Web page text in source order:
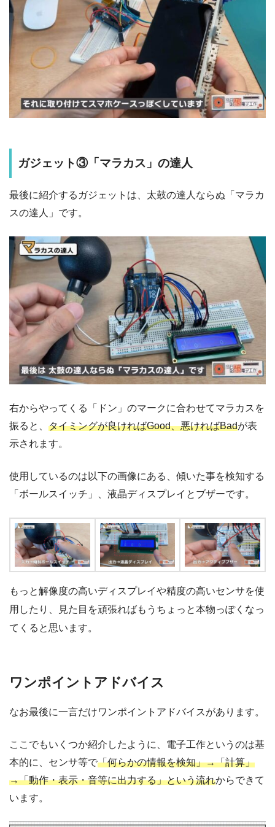
ガジェット③「マラカス」の達人
最後に紹介するガジェットは、太鼓の達人ならぬ「マラカ
スの達人」です。
右からやってくる「ドン」のマークに合わせてマラカスを
振ると、 タイミングが良ければGood、悪ければBadが表
示されます。
使用しているのは以下の画像にある、傾いた事を検知する
「ボールスイッチ」、液晶ディスプレイとブザーです。
もっと解像度の高いディスプレイや精度の高いセンサを使
用したり、見た目を頑張ればもうちょっと本物っぽくなっ
てくると思います。
ワンポイントアドバイス
なお最後に一言だけワンポイントアドバイスがあります。
ここでもいくつか紹介したように、電子工作というのは基
本的に、センサ等で「何らかの情報を検知」→「計算」
→「動作・表示・音等に出力する」という流れからできて
います。